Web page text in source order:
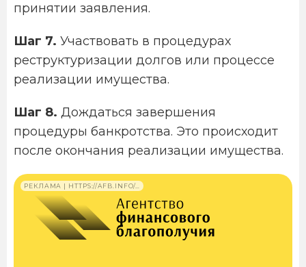
принятии заявления.
Шаг 7. Участвовать в процедурах
реструктуризации долгов или процессе
реализации имущества.
Шаг 8. Дождаться завершения
процедуры банкротства. Это происходит
после окончания реализации имущества.
РЕКЛАМА | HTTPS://AFB.INFO/…